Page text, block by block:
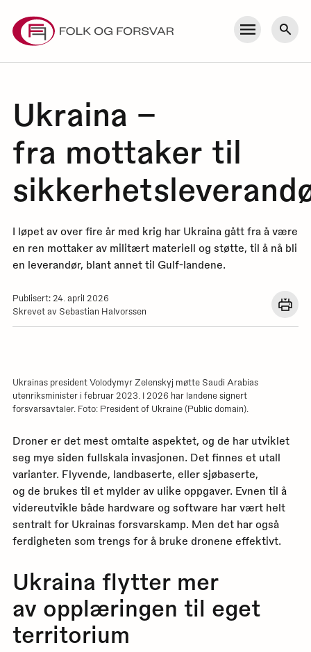
content
Meny Søk
Ukraina –
fra mottaker til
I løpet av over fire år med krig har Ukraina gått fra å være
en ren mottaker av militært materiell og støtte, til å nå bli
en leverandør, blant annet til Gulf-landene.
Publisert: 24. april 2026
Skrevet av Sebastian Halvorssen
Åpne
en
Ukrainas president Volodymyr Zelenskyj møtte Saudi Arabias
utenriksminister i februar 2023. I 2026 har landene signert
forsvarsavtaler. Foto: President of Ukraine (Public domain).
Droner er det mest omtalte aspektet, og de har utviklet
seg mye siden fullskala invasjonen. Det finnes et utall
varianter. Flyvende, landbaserte, eller sjøbaserte,
og de brukes til et mylder av ulike oppgaver. Evnen til å
videreutvikle både hardware og software har vært helt
sentralt for Ukrainas forsvarskamp. Men det har også
ferdigheten som trengs for å bruke dronene effektivt.
Ukraina flytter mer
av opplæringen til eget
territorium